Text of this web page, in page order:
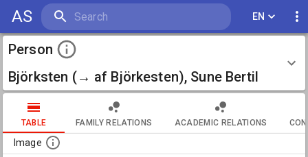
AS EN
Person
Björksten (→ af Björkesten), Sune Bertil
(1866-1939)
TABLE FAMILY RELATIONS ACADEMIC RELATIONS
Image